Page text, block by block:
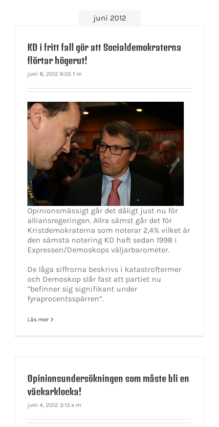
juni 2012
KD i fritt fall gör att Socialdemokraterna
flörtar högerut!
juni 8, 2012 9:05 f m
Opinionsmässigt går det dåligt just nu för
alliansregeringen. Allra sämst går det för
Kristdemokraterna som noterar 2,4% vilket är
den sämsta notering KD haft sedan 1998 i
Expressen/Demoskops väljarbarometer.
De låga siffrorna beskrivs i katastroftermer
och Demoskop slår fast att partiet nu
”befinner sig signifikant under
fyraprocentsspärren”.
Läs mer
Opinionsundersökningen som måste bli en
väckarklocka!
juni 4, 2012 3:13 e m